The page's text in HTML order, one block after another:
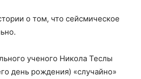
о том, что сейсмическое
ученого Никола Теслы
день рождения) «случайно»